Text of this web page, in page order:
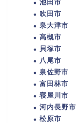
池田市
吹田市
泉大津市
高槻市
貝塚市
八尾市
泉佐野市
富田林市
寝屋川市
河内長野市
松原市